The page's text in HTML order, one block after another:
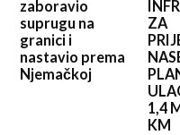
zaboravio
suprugu na
granici i
nastavio prema
Njemačkoj
ZA
1,4
KM